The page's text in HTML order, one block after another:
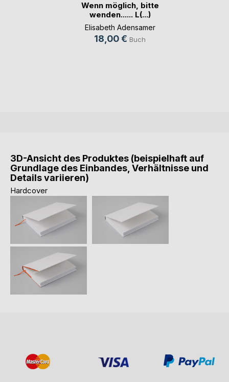
Wenn möglich, bitte
wenden...... L(...)
Elisabeth Adensamer
18,00 € Buch
3D-Ansicht des Produktes (beispielhaft auf
Grundlage des Einbandes, Verhältnisse und
Details variieren)
Hardcover